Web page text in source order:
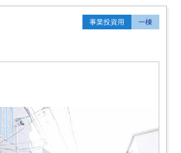
事業投資用 一棟